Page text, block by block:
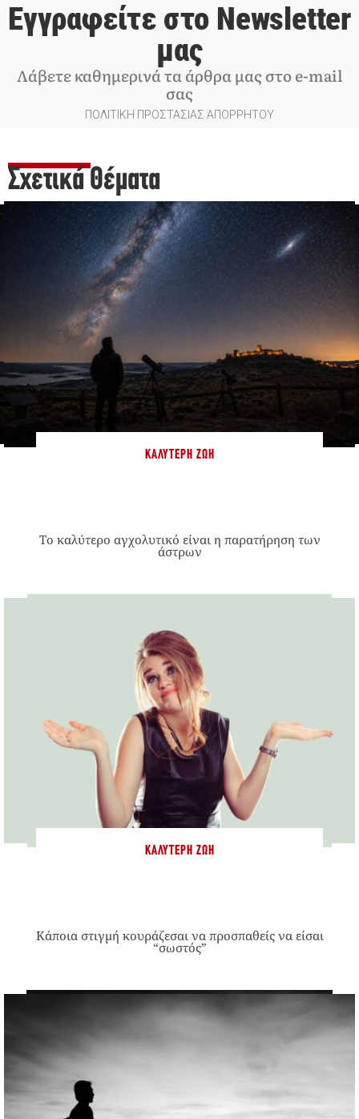
Εγγραφείτε στο Newsletter
μας
Λάβετε καθημερινά τα άρθρα μας στο e-mail
σας
ΠΟΛΙΤΙΚΗ ΠΡΟΣΤΑΣΙΑΣ ΑΠΟΡΡΗΤΟΥ
Σχετικά Θέματα
ΚΑΛΎΤΕΡΗ ΖΩΉ
Το καλύτερο αγχολυτικό είναι η παρατήρηση των
άστρων
ΚΑΛΎΤΕΡΗ ΖΩΉ
Κάποια στιγμή κουράζεσαι να προσπαθείς να είσαι
“σωστός”